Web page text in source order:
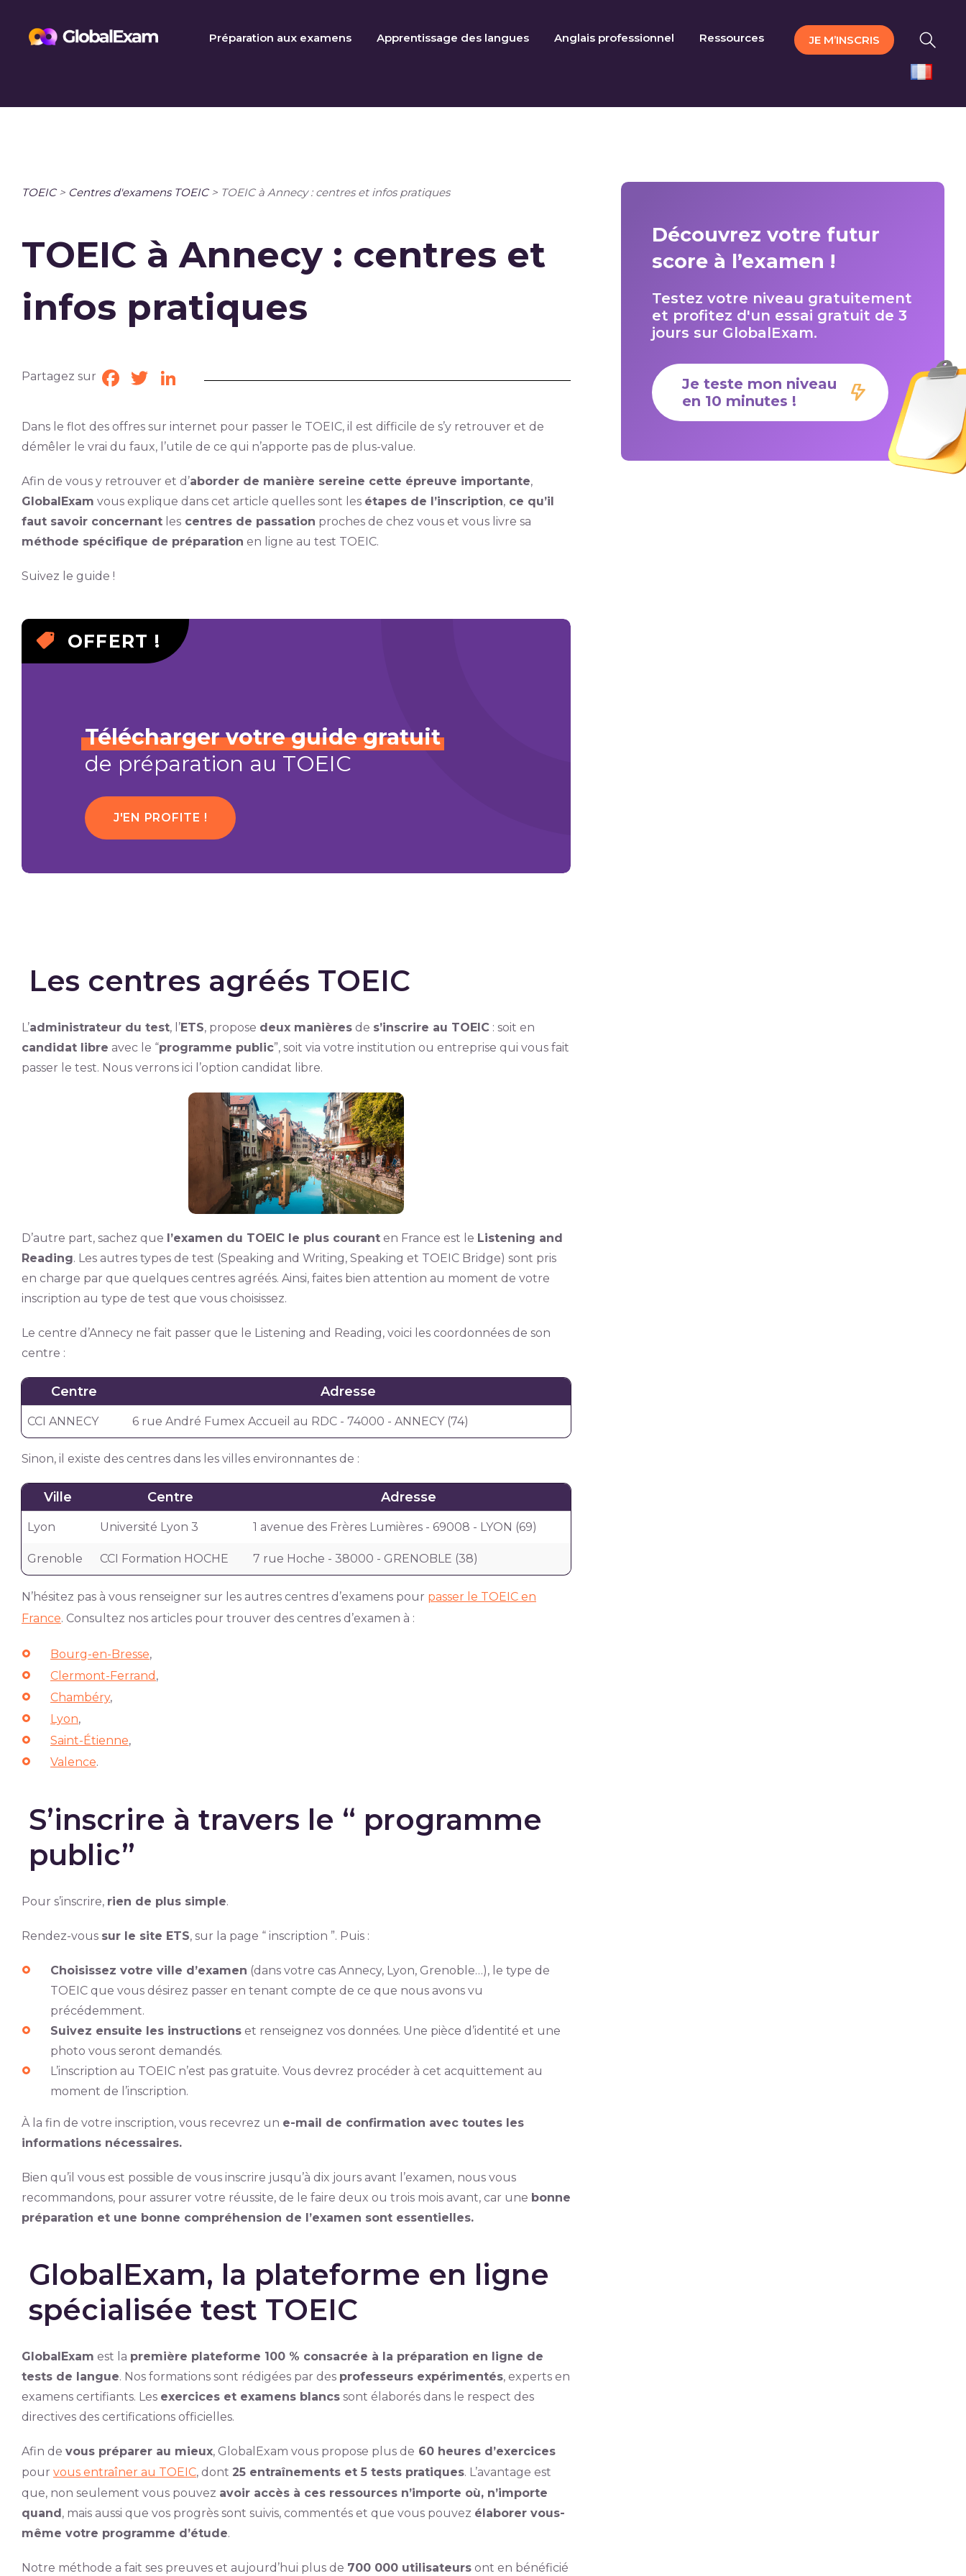
Préparation aux examens Apprentissage des langues Anglais professionnel Ressources JE M’INSCRIS
TOEIC> Centres d'examens TOEIC> TOEIC à Annecy : centres et infos pratiques
TOEIC à Annecy : centres et
infos pratiques
Partagez sur Facebook
TwitterLinkedIn
Dans le flot des offres sur internet pour passer le TOEIC, il est difficile de s’y retrouver et de
démêler le vrai du faux, l’utile de ce qui n’apporte pas de plus-value.
Afin de vous y retrouver et d’aborder de manière sereine cette épreuve importante,
GlobalExam vous explique dans cet article quelles sont les étapes de l’inscription,ce qu’il
faut savoir concernantlescentres de passation proches de chez vous et vous livre sa
méthode spécifique de préparation en ligne au test TOEIC.
Suivez le guide !
OFFERT !
Télécharger votre guide gratuit
de préparation au TOEIC
J'EN PROFITE !
Les centres agréés TOEIC
L’administrateur du test, l’ETS, propose deux manièresde s’inscrire au TOEIC: soit en
candidat libre avec le “programme public”, soit via votre institution ou entreprise qui vous fait
passer le test. Nous verrons ici l’option candidat libre.
D’autre part, sachez que l’examen du TOEIC le plus couranten France est le Listening and
Reading. Les autres types de test (Speaking and Writing, Speaking et TOEIC Bridge) sont pris
en charge par que quelques centres agréés. Ainsi, faites bien attention au moment de votre
inscription au type de test que vous choisissez.
Le centre d’Annecy ne fait passer que le Listening and Reading, voici les coordonnées de son
centre :
Centre Adresse
CCI ANNECY 6 rue André Fumex Accueil au RDC - 74000 - ANNECY (74)
Sinon, il existe des centres dans les villes environnantes de :
Ville Centre Adresse
Lyon Université Lyon 3 1 avenue des Frères Lumières - 69008 - LYON (69)
Grenoble CCI Formation HOCHE 7 rue Hoche - 38000 - GRENOBLE (38)
N’hésitez pas à vous renseigner sur les autres centres d’examens pour passer le TOEIC en
France. Consultez nos articles pour trouver des centres d’examen à :
Bourg-en-Bresse,
Clermont-Ferrand ,
Chambéry,
Lyon,
Saint-Étienne,
Valence.
S’inscrire à travers le “ programme
public”
Pour s’inscrire, rien de plus simple.
Rendez-vous sur le site ETS, sur la page “ inscription ”. Puis :
Choisissez votre ville d’examen (dans votre cas Annecy, Lyon, Grenoble…), le type de
TOEIC que vous désirez passer en tenant compte de ce que nous avons vu
précédemment.
Suivez ensuite les instructionset renseignez vos données. Une pièce d’identité et une
photo vous seront demandés.
L’inscription au TOEIC n’est pas gratuite. Vous devrez procéder à cet acquittement au
moment de l’inscription.
À la fin de votre inscription, vous recevrez un e-mail de confirmation avec toutes les
informations nécessaires.
Bien qu’il vous est possible de vous inscrire jusqu’à dix jours avant l’examen, nous vous
recommandons, pour assurer votre réussite, de le faire deux ou trois mois avant, car une bonne
préparation et une bonne compréhension de l’examen sont essentielles.
GlobalExam, la plateforme en ligne
spécialisée test TOEIC
GlobalExam est la première plateforme 100 % consacrée à la préparation en ligne de
tests de langue. Nos formations sont rédigées par des professeurs expérimentés, experts en
examens certifiants. Les exercices et examens blancssont élaborés dans le respect des
directives des certifications officielles.
Afin de vous préparer au mieux, GlobalExam vous propose plus de 60 heures d’exercices
pour vous entraîner au TOEIC, dont 25 entraînements et 5 tests pratiques. L’avantage est
que, non seulement vous pouvez avoir accès à ces ressources n’importe où, n’importe
quand, mais aussi que vos progrès sont suivis, commentés et que vous pouvez élaborer vous-
même votre programme d’étude.
Notre méthode a fait ses preuves et aujourd’hui plus de 700 000 utilisateursont en bénéficié
Découvrez votre futur
score à l’examen !
Testez votre niveau gratuitement
et profitez d'un essai gratuit de 3
jours sur GlobalExam.
Je teste mon niveau
en 10 minutes !